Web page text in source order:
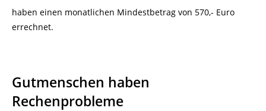
haben einen monatlichen Mindestbetrag von 570,- Euro
errechnet.
Gutmenschen haben
Rechenprobleme